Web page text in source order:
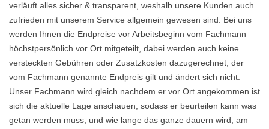
verläuft alles sicher & transparent, weshalb unsere Kunden auch
zufrieden mit unserem Service allgemein gewesen sind. Bei uns
werden Ihnen die Endpreise vor Arbeitsbeginn vom Fachmann
höchstpersönlich vor Ort mitgeteilt, dabei werden auch keine
versteckten Gebühren oder Zusatzkosten dazugerechnet, der
vom Fachmann genannte Endpreis gilt und ändert sich nicht.
Unser Fachmann wird gleich nachdem er vor Ort angekommen ist
sich die aktuelle Lage anschauen, sodass er beurteilen kann was
getan werden muss, und wie lange das ganze dauern wird, am